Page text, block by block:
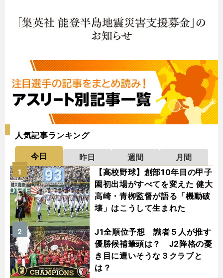
人気記事ランキング
今日 昨日 週間
月間
【高校野球】創部10年目の甲子
園初出場がすべてを変えた 健大
高崎・青栁監督が語る「機動破
壊」はこうして生まれた
1
J1全順位予想 識者５人が推す
優勝候補筆頭は？ J2降格の憂
き目に遭いそうな３クラブと
は？
2